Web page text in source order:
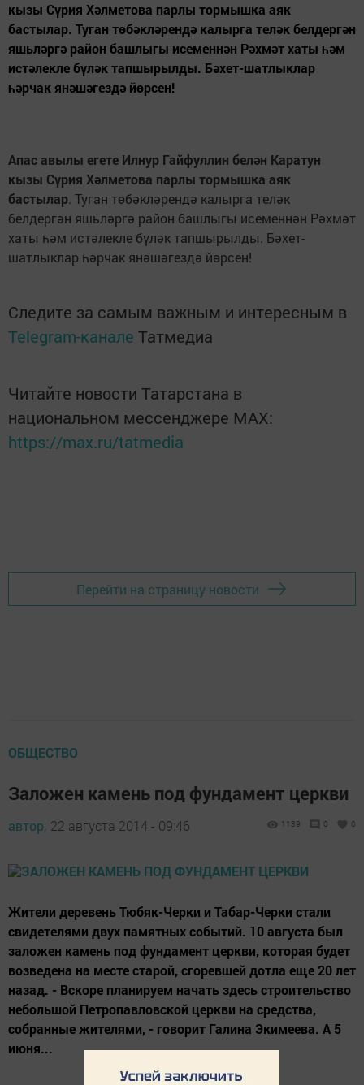
кызы Сүрия Хәлметова парлы тормышка аяк
бастылар. Туган төбәкләрендә калырга теләк белдергән
яшьләргә район башлыгы исеменнән Рәхмәт хаты һәм
истәлекле бүләк тапшырылды. Бәхет-шатлыклар
һәрчак янәшәгездә йөрсен!
Апас авылы егете Илнур Гайфуллин белән Каратун
кызы Сүрия Хәлметова парлы тормышка аяк
бастылар. Туган төбәкләрендә калырга теләк
белдергән яшьләргә район башлыгы исеменнән Рәхмәт
хаты һәм истәлекле бүләк тапшырылды. Бәхет-
шатлыклар һәрчак янәшәгездә йөрсен!
Следите за самым важным и интересным в
Telegram-канале Татмедиа
Читайте новости Татарстана в
национальном мессенджере MАХ:
https://max.ru/tatmedia
Перейти на страницу новости
ОБЩЕСТВО
Заложен камень под фундамент церкви
автор, 22 августа 2014 - 09:46 1139 0 0
Жители деревень Тюбяк-Черки и Табар-Черки стали
свидетелями двух памятных событий. 10 августа был
заложен камень под фундамент церкви, которая будет
возведена на месте старой, сгоревшей дотла еще 20 лет
назад. - Вскоре планируем начать здесь строительство
небольшой Петропавловской церкви на средства,
собранные жителями, - говорит Галина Экимеева. А 5
июня...